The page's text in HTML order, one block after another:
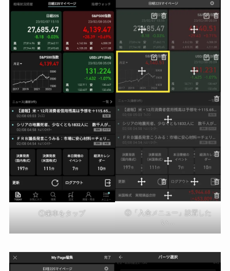
①歯車をタップ
②「入金メニュー」設置した
い…